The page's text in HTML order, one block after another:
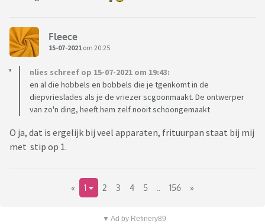
Fleece
15-07-2021 om 20:25
nlies schreef op 15-07-2021 om 19:43:
en al die hobbels en bobbels die je tgenkomt in de
diepvrieslades als je de vriezer scgoonmaakt. De ontwerper
van zo'n ding, heeft hem zelf nooit schoongemaakt
O ja, dat is ergelijk bij veel apparaten, frituurpan staat bij mij
met stip op 1.
« 1 2 3 4 5 156 »
▼ Ad by Refinery89